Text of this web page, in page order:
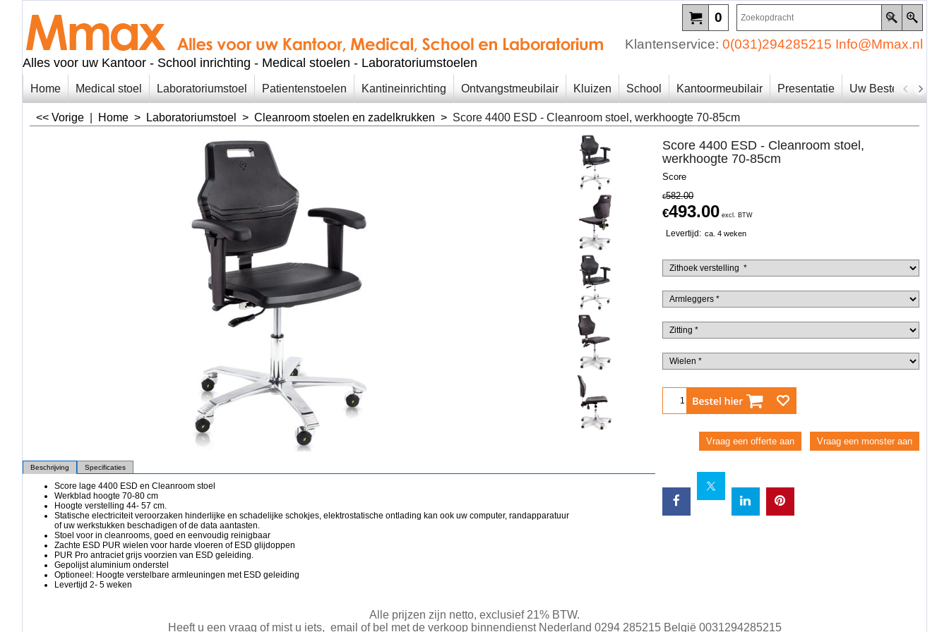
Alles voor uw Kantoor - School inrichting - Medical stoelen - Laboratoriumstoelen
0
Klantenservice: 0(031)294285215 Info@Mmax.nl
Home Medical stoel Laboratoriumstoel Patientenstoelen Kantineinrichting Ontvangstmeubilair Kluizen School Kantoormeubilair Presentatie Uw Bestelling
<< Vorige Home > Laboratoriumstoel > Cleanroom stoelen en zadelkrukken > Score 4400 ESD - Cleanroom stoel, werkhoogte 70-85cm
Score 4400 ESD - Cleanroom stoel,
werkhoogte 70-85cm
Score
€582.00
€493.00 excl. BTW
Levertijd: ca. 4 weken
Bestel
Vraag een offerte aan Vraag een monster aan
Beschrijving Specificaties
Score lage 4400 ESD en Cleanroom stoel
Werkblad hoogte 70-80 cm
Hoogte verstelling 44- 57 cm.
Statische electriciteit veroorzaken hinderlijke en schadelijke schokjes, elektrostatische ontlading kan ook uw computer, randapparatuur
of uw werkstukken beschadigen of de data aantasten.
Stoel voor in cleanrooms, goed en eenvoudig reinigbaar
Zachte ESD PUR wielen voor harde vloeren of ESD glijdoppen
PUR Pro antraciet grijs voorzien van ESD geleiding.
Gepolijst aluminium onderstel
Optioneel: Hoogte verstelbare armleuningen met ESD geleiding
Levertijd 2- 5 weken
Alle prijzen zijn netto, exclusief 21% BTW.
Heeft u een vraag of mist u iets, email of bel met de verkoop binnendienst Nederland 0294 285215België 0031294285215